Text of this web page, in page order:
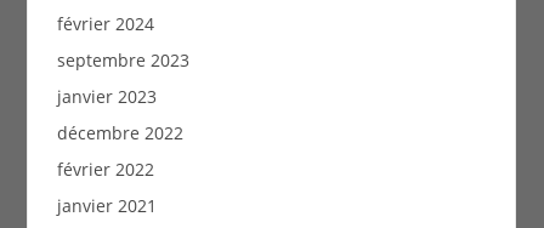
février 2024
septembre 2023
janvier 2023
décembre 2022
février 2022
janvier 2021